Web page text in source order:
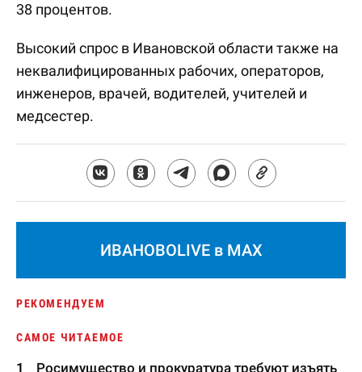
38 процентов.
Высокий спрос в Ивановской области также на
неквалифицированных рабочих, операторов,
инженеров, врачей, водителей, учителей и
медсестер.
ИВАНОВОLIVE в MAX
РЕКОМЕНДУЕМ
САМОЕ ЧИТАЕМОЕ
Росимущество и прокуратура требуют изъять